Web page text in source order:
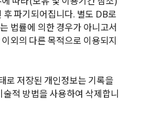
후 파기되어집니다. 별도 DB로
법률에 의한 경우가 아니고서
외의 다른 목적으로 이용되지
로 저장된 개인정보는 기록을
술적 방법을 사용하여 삭제합니